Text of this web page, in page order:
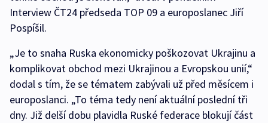
Interview ČT24 předseda TOP 09 a europoslanec Jiří
Pospíšil.
„Je to snaha Ruska ekonomicky poškozovat Ukrajinu a
komplikovat obchod mezi Ukrajinou a Evropskou unií,“
dodal s tím, že se tématem zabývali už před měsícem i
europoslanci. „To téma tedy není aktuální poslední tři
dny. Již delší dobu plavidla Ruské federace blokují část